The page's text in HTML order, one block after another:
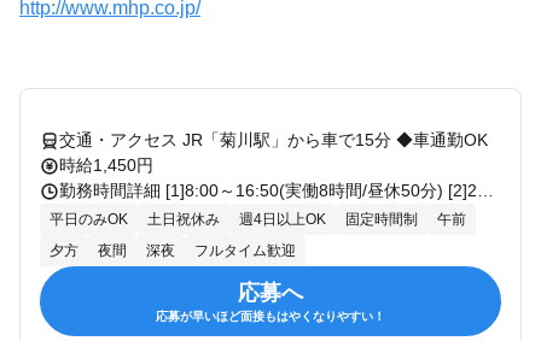
http://www.mhp.co.jp/
交通・アクセス JR「菊川駅」から車で15分 ◆車通勤OK
時給1,450円
平日のみOK 土日祝休み 週4日以上OK 固定時間制
午前
夕方
夜間 深夜 フルタイム歓迎
応募へ
応募が早いほど面接もはやくなりやすい！